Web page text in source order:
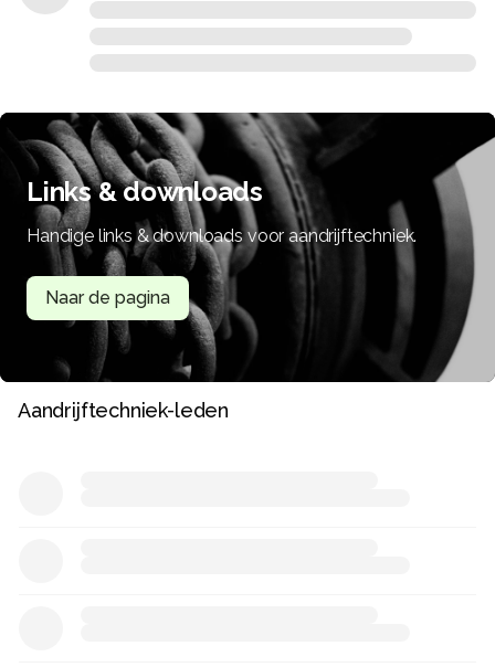
Links & downloads
Handige links & downloads voor aandrijftechniek.
Naar de pagina
Aandrijftechniek-leden